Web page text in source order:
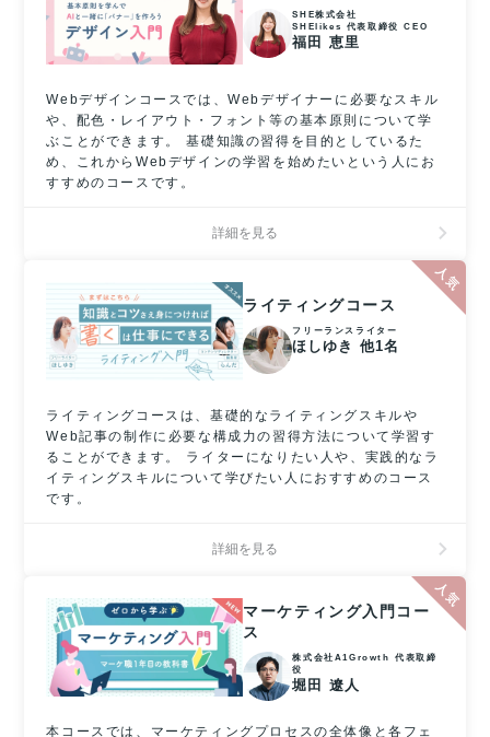
SHE株式会社
SHElikes 代表取締役 CEO
福田 恵里
Webデザインコースでは、Webデザイナーに必要なスキル
や、配色・レイアウト・フォント等の基本原則について学
ぶことができます。 基礎知識の習得を目的としているた
め、これからWebデザインの学習を始めたいという人にお
すすめのコースです。
詳細を見る
ライティングコース
フリーランスライター
ほしゆき 他1名
ライティングコースは、基礎的なライティングスキルや
Web記事の制作に必要な構成力の習得方法について学習す
ることができます。 ライターになりたい人や、実践的なラ
イティングスキルについて学びたい人におすすめのコース
です。
詳細を見る
マーケティング入門コー
ス
株式会社A1Growth 代表取締
役
堀田 遼人
本コースでは、マーケティングプロセスの全体像と各フェ